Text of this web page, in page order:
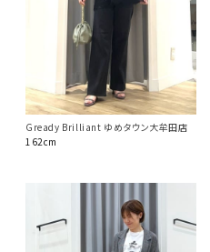
Gready Brilliant ゆめタウン大牟田店
162cm